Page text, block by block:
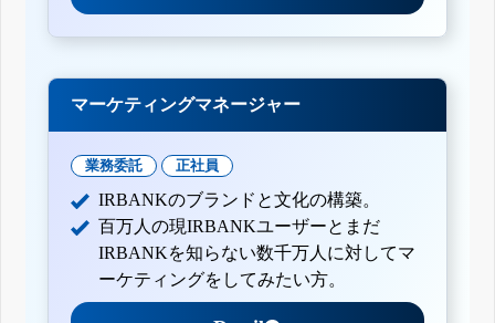
マーケティングマネージャー
業務委託 正社員
IRBANKのブランドと文化の構築。
百万人の現IRBANKユーザーとまだ
IRBANKを知らない数千万人に対してマ
ーケティングをしてみたい方。